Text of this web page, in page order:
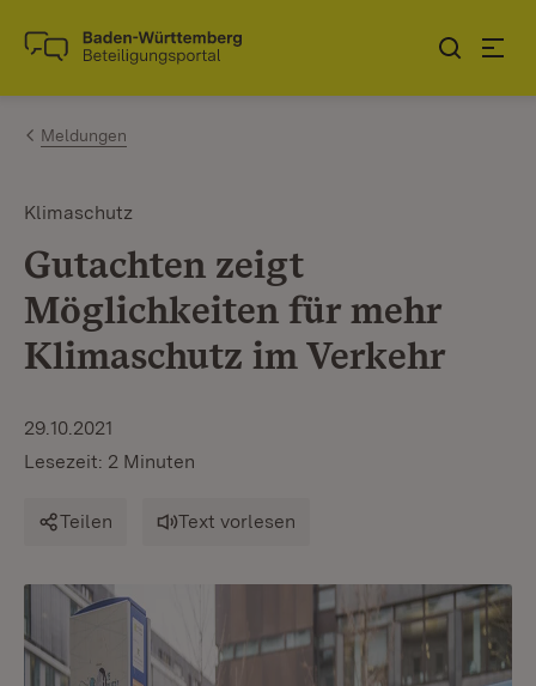
Zum Inhalt springen
Link zur Startseite
Meldungen
Klimaschutz
Gutachten zeigt
Möglichkeiten für mehr
Klimaschutz im Verkehr
29.10.2021
Lesezeit: 2 Minuten
Teilen Text vorlesen